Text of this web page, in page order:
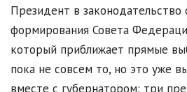
Президент в законодательство
формирования Совета
который приближает прямые
пока не совсем то, но это уже
вместе с губернатором: три